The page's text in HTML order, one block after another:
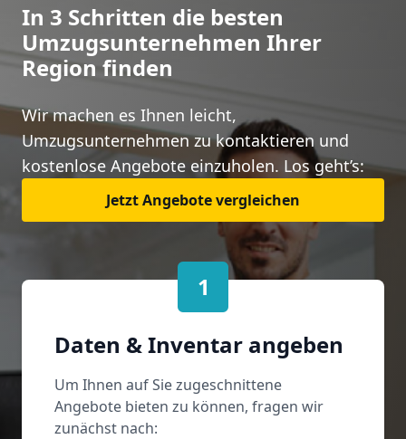
In 3 Schritten die besten
Umzugsunternehmen Ihrer
Region finden
Wir machen es Ihnen leicht,
Umzugsunternehmen zu kontaktieren und
kostenlose Angebote einzuholen. Los geht’s:
Jetzt Angebote vergleichen
1
Daten & Inventar angeben
Um Ihnen auf Sie zugeschnittene
Angebote bieten zu können, fragen wir
zunächst nach: